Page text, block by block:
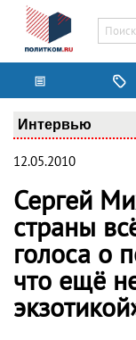
Интервью
12.05.2010
Сергей
страны
голоса о
что ещё